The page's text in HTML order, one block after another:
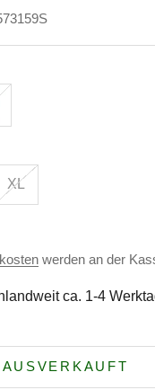
XL
werden an der
ca. 1-4
AUSVERKAUFT